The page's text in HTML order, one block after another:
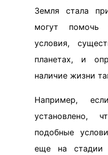
Земля стала
могут помочь
условия,
планетах, и
наличие жизни
Например,
установлено,
подобные
еще на стадии